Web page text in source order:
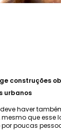
construções
urbanos
haver
que esse
poucas